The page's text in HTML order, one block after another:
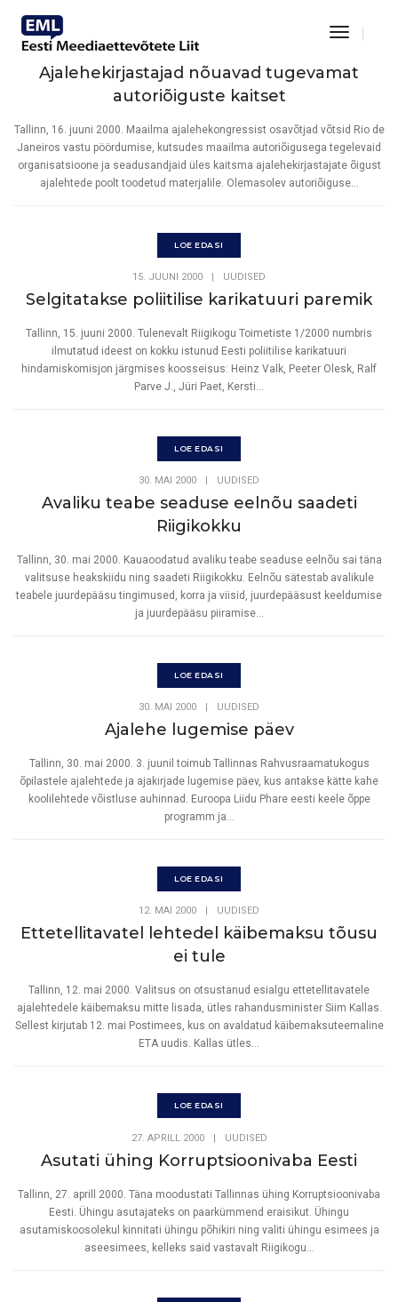
Toggle
16. JUUNI 2000
Ajalehekirjastajad nõuavad tugevamat
autoriõiguste kaitset
Tallinn, 16. juuni 2000. Maailma ajalehekongressist osavõtjad võtsid Rio de
Janeiros vastu pöördumise, kutsudes maailma autoriõigusega tegelevaid
organisatsioone ja seadusandjaid üles kaitsma ajalehekirjastajate õigust
ajalehtede poolt toodetud materjalile. Olemasolev autoriõiguse...
LOE EDASI
15. JUUNI 2000 UUDISED
Selgitatakse poliitilise karikatuuri paremik
Tallinn, 15. juuni 2000. Tulenevalt Riigikogu Toimetiste 1/2000 numbris
ilmutatud ideest on kokku istunud Eesti poliitilise karikatuuri
hindamiskomisjon järgmises koosseisus: Heinz Valk, Peeter Olesk, Ralf
Parve J., Jüri Paet, Kersti...
LOE EDASI
30. MAI 2000 UUDISED
Avaliku teabe seaduse eelnõu saadeti
Riigikokku
Tallinn, 30. mai 2000. Kauaoodatud avaliku teabe seaduse eelnõu sai täna
valitsuse heakskiidu ning saadeti Riigikokku. Eelnõu sätestab avalikule
teabele juurdepääsu tingimused, korra ja viisid, juurdepääsust keeldumise
ja juurdepääsu piiramise...
LOE EDASI
30. MAI 2000 UUDISED
Ajalehe lugemise päev
Tallinn, 30. mai 2000. 3. juunil toimub Tallinnas Rahvusraamatukogus
õpilastele ajalehtede ja ajakirjade lugemise päev, kus antakse kätte kahe
koolilehtede võistluse auhinnad. Euroopa Liidu Phare eesti keele õppe
programm ja...
LOE EDASI
12. MAI 2000 UUDISED
Ettetellitavatel lehtedel käibemaksu tõusu
ei tule
Tallinn, 12. mai 2000. Valitsus on otsustanud esialgu ettetellitavatele
ajalehtedele käibemaksu mitte lisada, ütles rahandusminister Siim Kallas.
Sellest kirjutab 12. mai Postimees, kus on avaldatud käibemaksuteemaline
ETA uudis. Kallas ütles...
LOE EDASI
27. APRILL 2000 | UUDISED
Asutati ühing Korruptsioonivaba Eesti
Tallinn, 27. aprill 2000. Täna moodustati Tallinnas ühing Korruptsioonivaba
Eesti. Ühingu asutajateks on paarkümmend eraisikut. Ühingu
asutamiskoosolekul kinnitati ühingu põhikiri ning valiti ühingu esimees ja
aseesimees, kelleks said vastavalt Riigikogu...